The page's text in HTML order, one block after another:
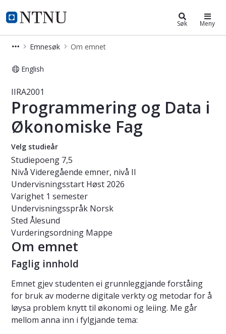
NTNU Hjemmeside
Studier Søk Meny
Emnesøk Om emnet
English
Emne - Programmering og Data i
IIRA2001
Programmering og Data i
Økonomiske Fag
Velg studieår
Studiepoeng 7,5
Nivå Videregående emner, nivå II
Undervisningsstart Høst 2026
Varighet 1 semester
Undervisningsspråk Norsk
Sted Ålesund
Vurderingsordning Mappe
Om emnet
Faglig innhold
Emnet gjev studenten ei grunnleggjande forståing
for bruk av moderne digitale verkty og metodar for å
løysa problem knytt til økonomi og leiing. Me går
mellom anna inn i fylgjande tema: